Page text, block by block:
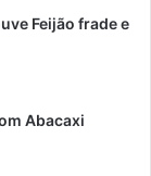
Feijão frade e
Abacaxi